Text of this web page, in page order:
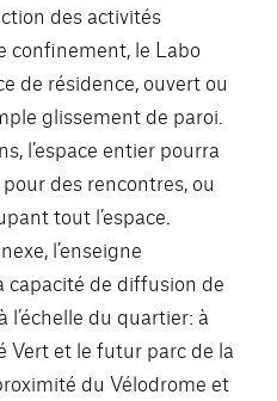
des activités
confinement, le Labo
de résidence, ouvert ou
glissement de paroi.
l’espace entier pourra
des rencontres, ou
tout l’espace.
l’enseigne
capacité de diffusion de
l’échelle du quartier: à
Vert et le futur parc de la
du Vélodrome et